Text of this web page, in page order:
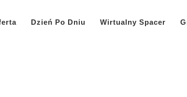
Dzień Po Dniu Wirtualny Spacer